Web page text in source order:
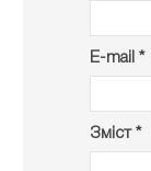
E-mail *
Зміст *